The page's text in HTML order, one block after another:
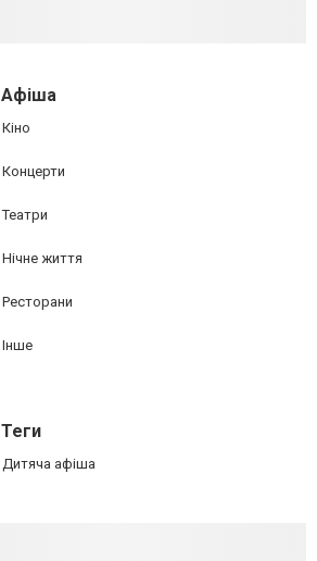
Афіша
Кіно
Концерти
Театри
Нічне життя
Ресторани
Інше
Теги
Дитяча афіша